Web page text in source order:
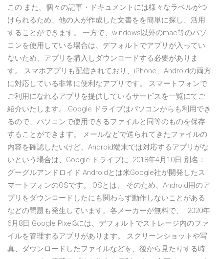
この また、個々の記事・ドキュメントには様々なラベルがつ
けられるため、他の人が作成した文書をを簡単に探し、活用
することができます。 一方で、windows以外のmac等のパソ
コンを使用している場合は、デフォルトでアプリが入ってい
ないため、アプリを購入しダウンロードする必要がありま
す。 スマホアプリも配信されており、iPhone、Androidの両方
に対応している非常に便利なアプリです。 スマートフォンで
ご利用になれるアプリを提供しているサービスを一覧にてご
紹介いたします。 Google ドライブはパソコンからも利用でき
るので、パソコンで使用できるファイルと同等のものを保存
することができます。 メールなどで送られてきたファイルの
内容を確認したいけど、Android端末では対応するアプリがな
いという場合は、Google ドライブに 2018年4月10日 別名：
グーグルアンドロイド Androidとは米Google社が開発したス
マートフォンのOSです。 OSとは、 そのため、Android用のア
プリをダウンロードしたにも関わらず動作しないことがある
などの問題も発生しています。各メーカーが無料で、 2020年
6月8日 Google Pixel3には、デフォルトでストレージ内のファ
イルを管理するアプリがあります。 スクリーンショットや写
真、ダウンロードしたファイルなどを、後から見たりする時